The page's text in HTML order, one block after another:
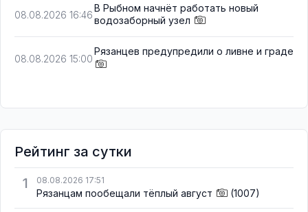
08.08.2026 16:46
В Рыбном начнёт работать новый
водозаборный узел
08.08.2026 15:00
Рязанцев предупредили о ливне и граде
Рейтинг за сутки
1
08.08.2026 17:51
Рязанцам пообещали тёплый август (1007)